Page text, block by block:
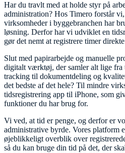
Har du travlt med at holde styr på
administration? Hos Timero forstår
virksomheder i byggebranchen har
løsning. Derfor har vi udviklet en
gør det nemt at registrere timer
Slut med papirarbejde og manuelle
digitalt værktøj, der samler alt lige fra
tracking til dokumentdeling og
det bedste af det hele? Til mindre
tidsregistrering app til iPhone, som
funktioner du har brug for.
Vi ved, at tid er penge, og derfor er
administrative byrde. Vores platform
øjeblikkeligt overblik over
så du kan bruge din tid på det, der